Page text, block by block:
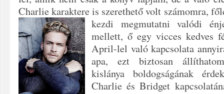
Charlie karaktere is szerethető volt számomra,
kezdi megmutatni valódi
mellett, ő egy vicces kedves
April-lel való kapcsolata
apa, ezt biztosan
kislánya boldogságának
Charlie és Bridget